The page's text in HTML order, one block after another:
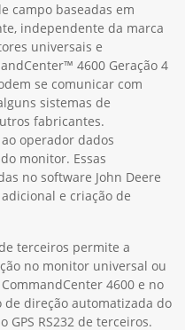
campo baseadas em
independente da marca
universais e
4600 Geração 4
se comunicar com
sistemas de
fabricantes.
operador dados
monitor. Essas
no software John Deere
e criação de
terceiros permite a
no monitor universal ou
4600 e no
direção automatizada do
RS232 de terceiros.